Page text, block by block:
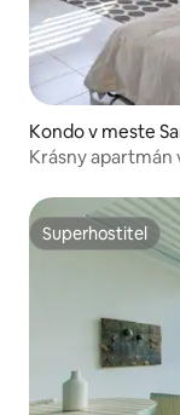
Kondo v meste
Krásny apartmán
Superhostiteľ
Superhostiteľ